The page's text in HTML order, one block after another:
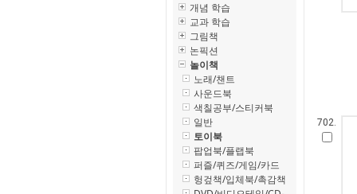
개념 학습
교과 학습
그림책
논픽션
놀이책
노래/챈트
사운드북
색칠공부/스티커북
일반
토이북
팝업북/플랩북
퍼즐/퀴즈/게임/카드
헝겊책/입체북/촉감책
702.